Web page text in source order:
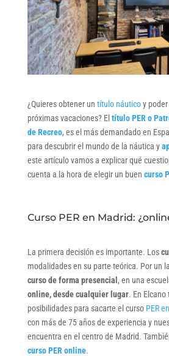
¿Quieres obtener un título náuticoy poder
próximas vacaciones? El título PER o
de Recreo, es el más demandado en
para descubrir el mundo de la náutica y
este artículo vamos a explicar qué
cuenta a la hora de elegir un buen curso
Curso PER en Madrid:
La primera decisión es importante. Los
modalidades en su parte teórica. Por un
curso de forma presencial , en una
online, desde cualquier lugar. En
posibilidades para sacarte el curso PER
con más de 75 años de experiencia y
encuentra en el centro de Madrid.
curso PER online.